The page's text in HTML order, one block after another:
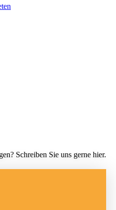
Schreiben Sie uns gerne hier.